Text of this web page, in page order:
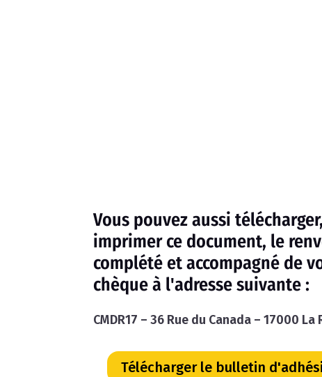
Vous pouvez aussi télécharger,
imprimer ce document, le
complété et accompagné de
chèque à l'adresse suivante :
CMDR17 – 36 Rue du Canada – 17000 La
Télécharger le bulletin